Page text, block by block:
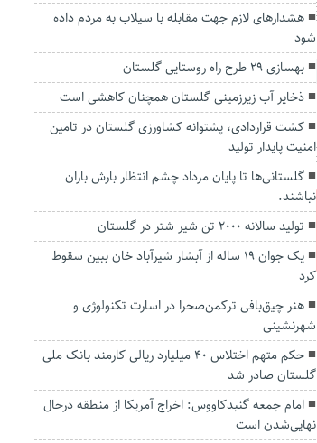
هشدارهای لازم جهت مقابله با سیلاب به مردم داده
شود
بهسازی ۲۹ طرح راه روستایی گلستان
ذخایر آب زیرزمینی گلستان همچنان کاهشی است
کشت قراردادی، پشتوانه کشاورزی گلستان در تامین
امنیت پایدار تولید
گلستانی‌ها تا پایان مرداد چشم انتظار بارش باران
نباشند.
تولید سالانه ۲۰۰۰ تن شیر شتر در گلستان
یک جوان ۱۹ ساله از آبشار شیرآباد خان ببین سقوط
کرد
هنر چیق‌بافی ترکمن‌صحرا در اسارت تکنولوژی و
شهرنشینی
حکم متهم اختلاس ۴۰ میلیارد ریالی کارمند بانک ملی
گلستان صادر شد
امام جمعه گنبدکاووس: اخراج آمریکا از منطقه درحال
نهایی‌شدن است